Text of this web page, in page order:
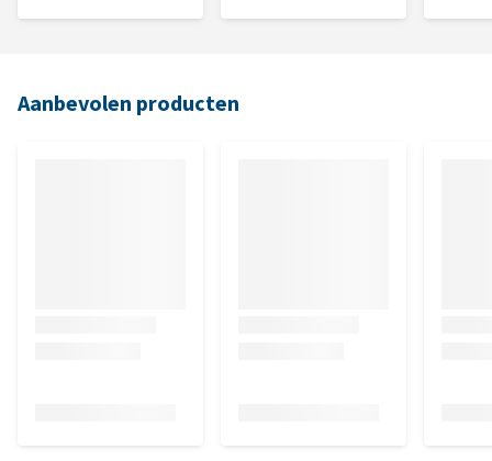
Aanbevolen producten